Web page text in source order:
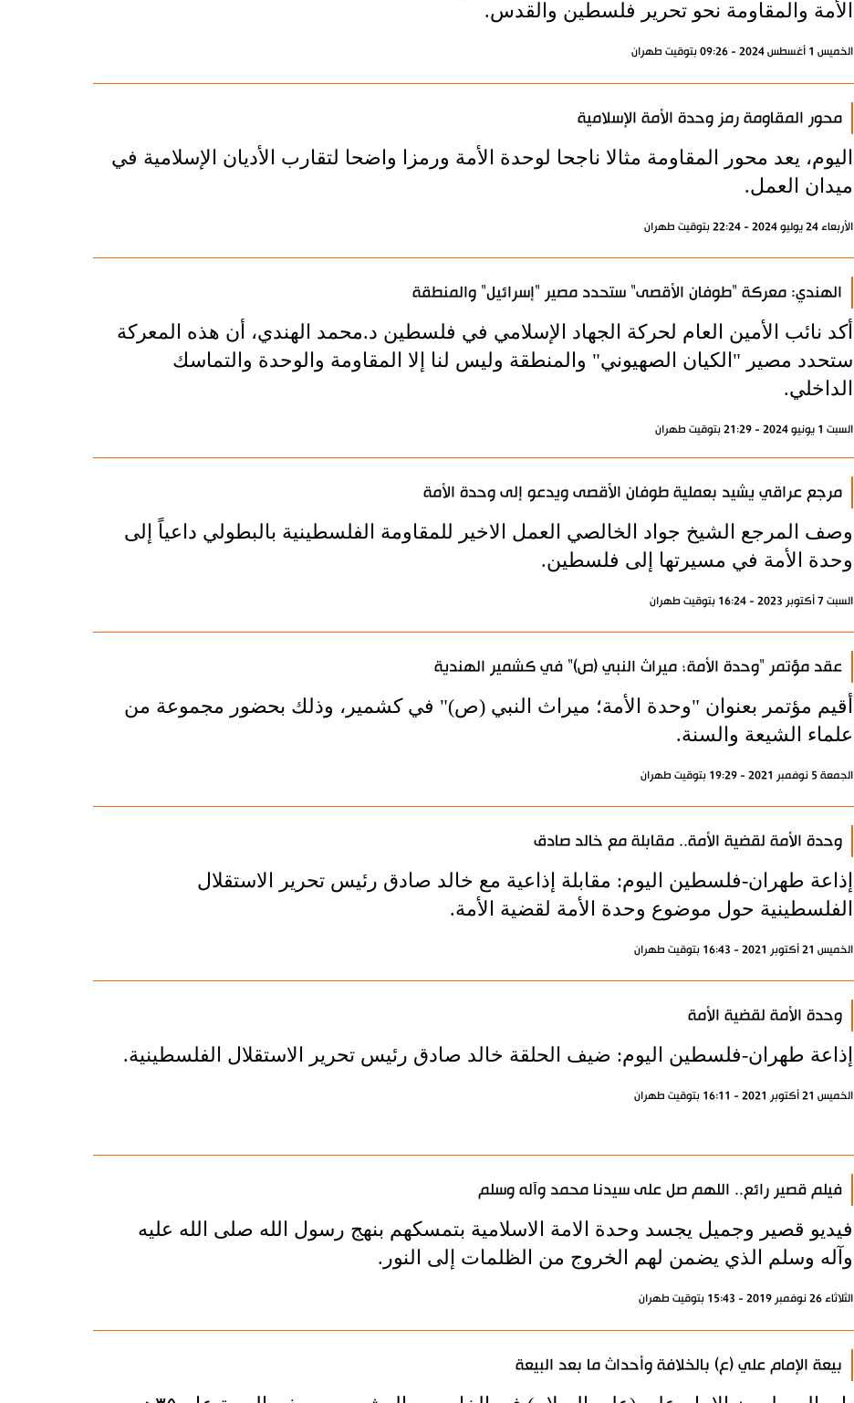
الأمة والمقاومة نحو تحرير فلسطين والقدس.
الخميس 1 أغسطس 2024 - 09:26 بتوقيت طهران
محور المقاومة رمز وحدة الأمة الإسلامية
اليوم، يعد محور المقاومة مثالا ناجحا لوحدة الأمة ورمزا واضحا لتقارب الأديان الإسلامية في
ميدان العمل.
الأربعاء 24 يوليو 2024 - 22:24 بتوقيت طهران
الهندي: معركة "طوفان الأقصى" ستحدد مصير "إسرائيل" والمنطقة
أكد نائب الأمين العام لحركة الجهاد الإسلامي في فلسطين د.محمد الهندي، أن هذه المعركة
ستحدد مصير "الكيان الصهيوني" والمنطقة وليس لنا إلا المقاومة والوحدة والتماسك
الداخلي.
السبت 1 يونيو 2024 - 21:29 بتوقيت طهران
مرجع عراقي يشيد بعملية طوفان الأقصى ويدعو إلى وحدة الأمة
وصف المرجع الشيخ جواد الخالصي العمل الاخير للمقاومة الفلسطينية بالبطولي داعياً إلى
وحدة الأمة في مسيرتها إلى فلسطين.
السبت 7 أكتوبر 2023 - 16:24 بتوقيت طهران
عقد مؤتمر "وحدة الأمة؛ ميراث النبي (ص)" في كشمير الهندية
أقيم مؤتمر بعنوان "وحدة الأمة؛ ميراث النبي (ص)" في كشمير، وذلك بحضور مجموعة من
علماء الشيعة والسنة.
الجمعة 5 نوفمبر 2021 - 19:29 بتوقيت طهران
وحدة الأمة لقضية الأمة.. مقابلة مع خالد صادق
إذاعة طهران-فلسطين اليوم: مقابلة إذاعية مع خالد صادق رئيس تحرير الاستقلال
الفلسطينية حول موضوع وحدة الأمة لقضية الأمة.
الخميس 21 أكتوبر 2021 - 16:43 بتوقيت طهران
وحدة الأمة لقضية الأمة
إذاعة طهران-فلسطين اليوم: ضيف الحلقة خالد صادق رئيس تحرير الاستقلال الفلسطينية.
الخميس 21 أكتوبر 2021 - 16:11 بتوقيت طهران
فيلم قصير رائع.. اللهم صل على سيدنا محمد وآله وسلم
فيديو قصير وجميل يجسد وحدة الامة الاسلامية بتمسكهم بنهج رسول الله صلى الله عليه
وآله وسلم الذي يضمن لهم الخروج من الظلمات إلى النور.
الثلاثاء 26 نوفمبر 2019 - 15:43 بتوقيت طهران
بيعة الإمام علي (ع) بالخلافة وأحداث ما بعد البيعة